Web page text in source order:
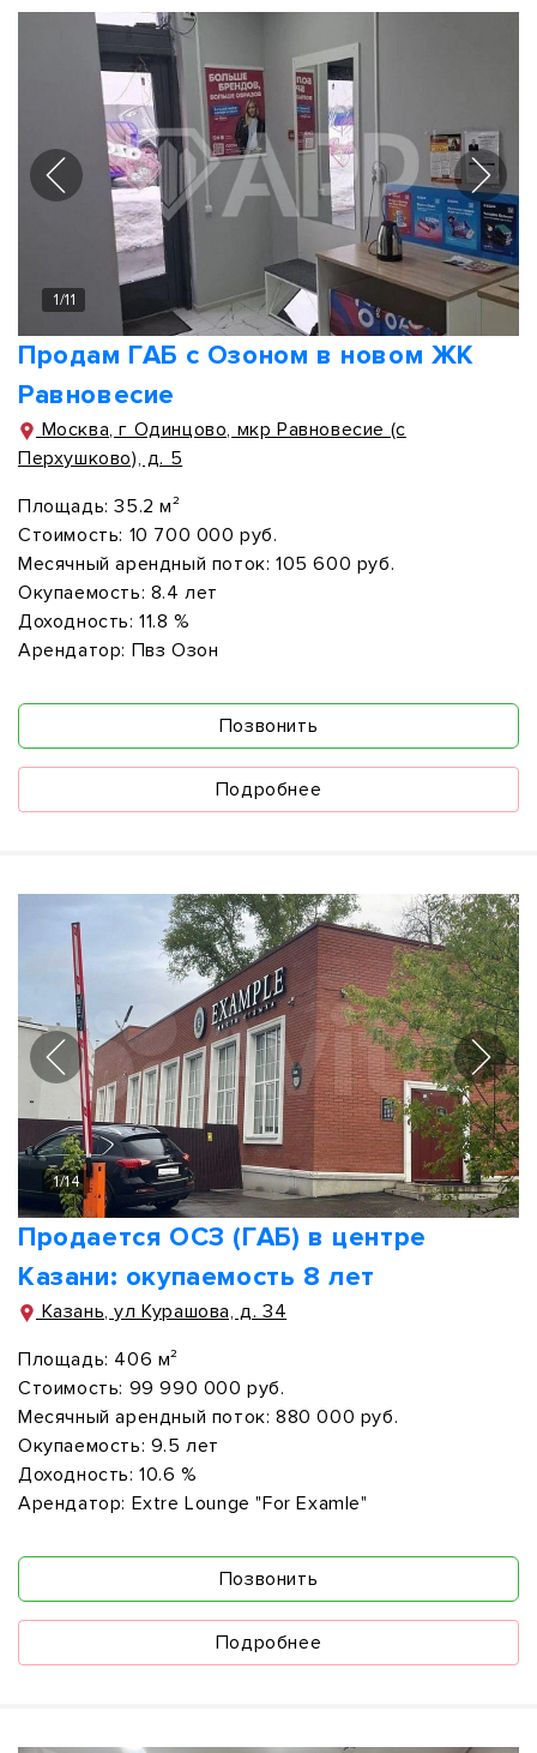
1/11
Продам ГАБ с Озоном в новом ЖК
Равновесие
Москва, г Одинцово, мкр Равновесие (с
Перхушково), д. 5
Площадь: 35.2 м²
Стоимость: 10 700 000 руб.
Месячный арендный поток: 105 600 руб.
Окупаемость: 8.4 лет
Доходность: 11.8 %
Арендатор: Пвз Озон
Позвонить
Подробнее
1/14
Продается ОСЗ (ГАБ) в центре
Казани: окупаемость 8 лет
Казань, ул Курашова, д. 34
Площадь: 406 м²
Стоимость: 99 990 000 руб.
Месячный арендный поток: 880 000 руб.
Окупаемость: 9.5 лет
Доходность: 10.6 %
Арендатор: Extre Lounge "For Examle"
Позвонить
Подробнее